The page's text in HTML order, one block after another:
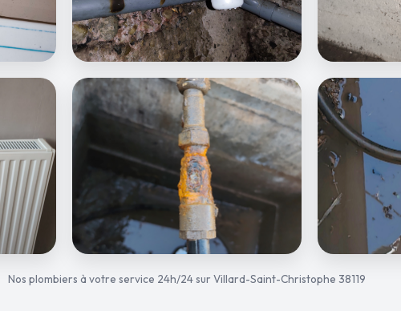
Nos plombiers à votre service 24h/24 sur Villard-Saint-Christophe 38119